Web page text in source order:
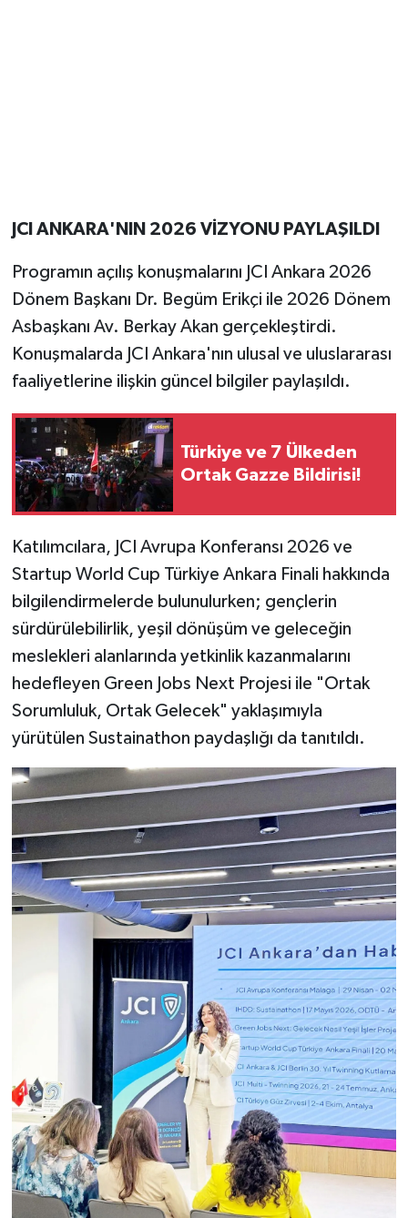
JCI ANKARA'NIN 2026 VİZYONU PAYLAŞILDI
Programın açılış konuşmalarını JCI Ankara 2026
Dönem Başkanı Dr. Begüm Erikçi ile 2026 Dönem
Asbaşkanı Av. Berkay Akan gerçekleştirdi.
Konuşmalarda JCI Ankara'nın ulusal ve uluslararası
faaliyetlerine ilişkin güncel bilgiler paylaşıldı.
Türkiye ve 7 Ülkeden
Ortak Gazze Bildirisi!
Katılımcılara, JCI Avrupa Konferansı 2026 ve
Startup World Cup Türkiye Ankara Finali hakkında
bilgilendirmelerde bulunulurken; gençlerin
sürdürülebilirlik, yeşil dönüşüm ve geleceğin
meslekleri alanlarında yetkinlik kazanmalarını
hedefleyen Green Jobs Next Projesi ile "Ortak
Sorumluluk, Ortak Gelecek" yaklaşımıyla
yürütülen Sustainathon paydaşlığı da tanıtıldı.